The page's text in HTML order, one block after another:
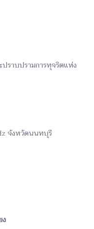
ราบปรามการทุจริตแห่ง
จังหวัดนนทบุรี